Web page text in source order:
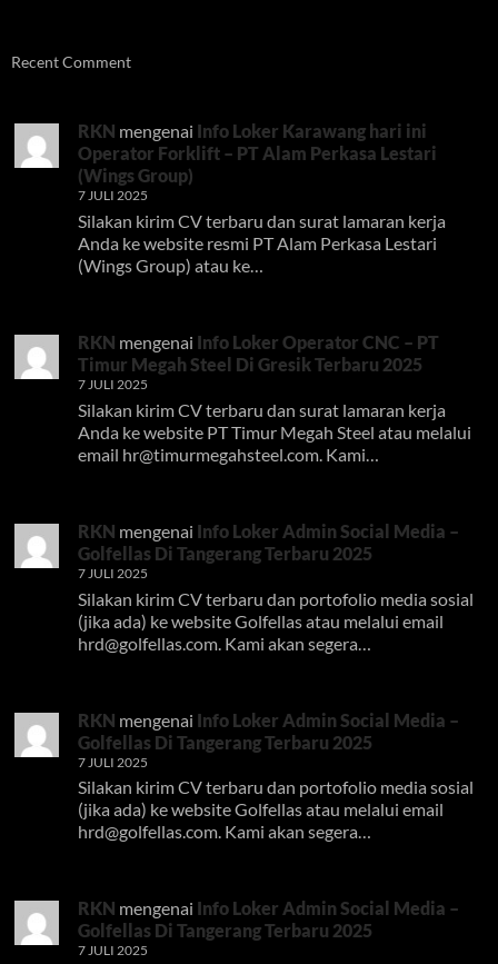
Recent Comment
RKN mengenai Info Loker Karawang hari ini
Operator Forklift – PT Alam Perkasa Lestari
(Wings Group)
7 JULI 2025
Silakan kirim CV terbaru dan surat lamaran kerja
Anda ke website resmi PT Alam Perkasa Lestari
(Wings Group) atau ke…
RKN mengenai Info Loker Operator CNC – PT
Timur Megah Steel Di Gresik Terbaru 2025
7 JULI 2025
Silakan kirim CV terbaru dan surat lamaran kerja
Anda ke website PT Timur Megah Steel atau melalui
email hr@timurmegahsteel.com. Kami…
RKN mengenai Info Loker Admin Social Media –
Golfellas Di Tangerang Terbaru 2025
7 JULI 2025
Silakan kirim CV terbaru dan portofolio media sosial
(jika ada) ke website Golfellas atau melalui email
hrd@golfellas.com . Kami akan segera…
RKN mengenai Info Loker Admin Social Media –
Golfellas Di Tangerang Terbaru 2025
7 JULI 2025
Silakan kirim CV terbaru dan portofolio media sosial
(jika ada) ke website Golfellas atau melalui email
hrd@golfellas.com. Kami akan segera…
RKN mengenai Info Loker Admin Social Media –
Golfellas Di Tangerang Terbaru 2025
7 JULI 2025